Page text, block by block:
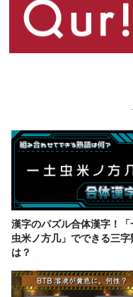
漢字のパズル合体漢字！「
虫米ノ方几」でできる三字
は？